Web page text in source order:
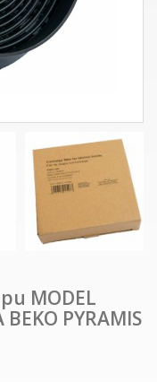
MODEL
PYRAMIS